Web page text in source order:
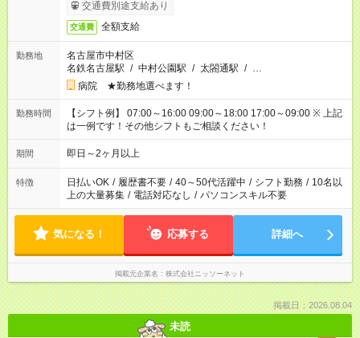
交通費別途支給あり
交通費 全額支給
勤務地
名古屋市中村区
名鉄名古屋駅 / 中村公園駅 / 太閤通駅 / …
病院 ★勤務地選べます！
勤務時間
【シフト例】 07:00～16:00 09:00～18:00 17:00～09:00 ※ 上記
は一例です！その他シフトもご相談ください！
期間 即日～2ヶ月以上
特徴 日払いOK / 履歴書不要 / 40～50代活躍中 / シフト勤務 / 10名以
上の大量募集 / 電話対応なし / パソコンスキル不要
気になる！ 応募する 詳細へ
掲載元企業名 株式会社ニッソーネット
掲載日：2026.08.04
未読